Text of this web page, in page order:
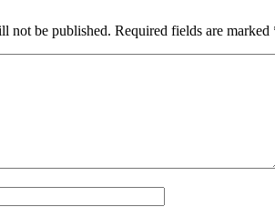
not be published. Required fields are marked